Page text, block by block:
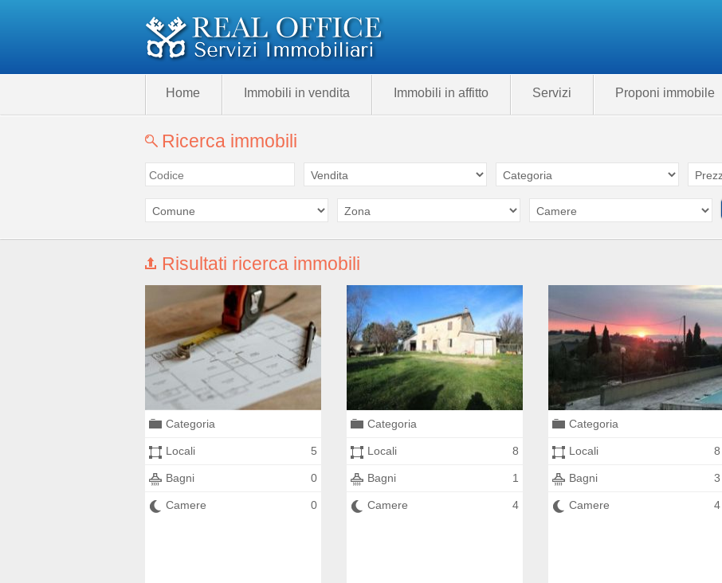
Home Immobili in vendita Immobili in affitto Servizi Proponi immobile
Ricerca immobili
Risultati ricerca immobili
Categoria
Locali 5
Bagni 0
Camere 0
Categoria
Locali 8
Bagni 1
Camere 4
Categoria
Locali 8
Bagni 3
Camere 4